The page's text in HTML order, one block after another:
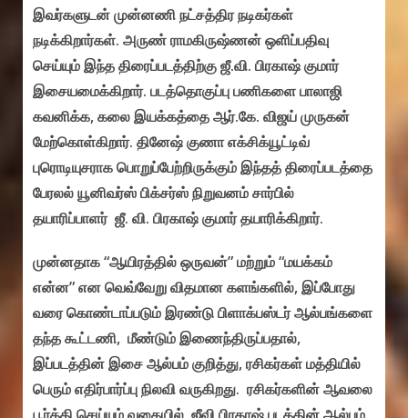
இவர்களுடன் முன்னணி நட்சத்திர நடிகர்கள்
நடிக்கிறார்கள். அருண் ராமகிருஷ்ணன் ஒளிப்பதிவு
செய்யும் இந்த திரைப்படத்திற்கு ஜீ.வி. பிரகாஷ் குமார்
இசையமைக்கிறார். படத்தொகுப்பு பணிகளை பாலாஜி
கவனிக்க, கலை இயக்கத்தை ஆர்.கே. விஜய் முருகன்
மேற்கொள்கிறார். தினேஷ் குணா எக்சிக்யூட்டிவ்
புரொடியுசராக பொறுப்பேற்றிருக்கும் இந்தத் திரைப்படத்தை
பேரலல் யூனிவர்ஸ் பிக்சர்ஸ் நிறுவனம் சார்பில்
தயாரிப்பாளர் ஜீ. வி. பிரகாஷ் குமார் தயாரிக்கிறார்.
முன்னதாக “ஆயிரத்தில் ஒருவன்” மற்றும் “மயக்கம்
என்ன” என வெவ்வேறு விதமான களங்களில், இப்போது
வரை கொண்டாப்படும் இரண்டு பிளாக்பஸ்டர் ஆல்பங்களை
தந்த கூட்டணி, மீண்டும் இணைந்திருப்பதால்,
இப்படத்தின் இசை ஆல்பம் குறித்து, ரசிகர்கள் மத்தியில்
பெரும் எதிர்பார்ப்பு நிலவி வருகிறது. ரசிகர்களின் ஆவலை